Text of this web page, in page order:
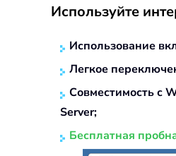
Используйте
Использование
Легкое
Совместимость с
Server;
Бесплатная